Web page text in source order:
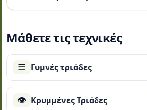
Μάθετε τις τεχνικές
☰ Γυμνές τριάδες
👁 Κρυμμένες Τριάδες